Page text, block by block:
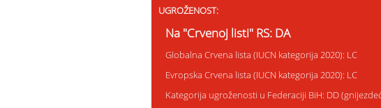
UGROŽENOST:
Na "Crvenoj listi" RS: DA
Globalna Crvena lista (IUCN kategorija 2020): LC
Evropska Crvena lista (IUCN kategorija 2020): LC
Kategorija ugroženosti u Federaciji BiH: DD